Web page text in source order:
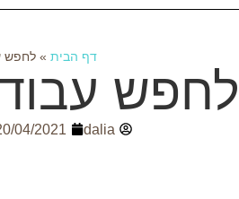
דף הבית » לחפש
לחפש
dalia
04/2021